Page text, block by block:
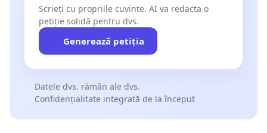
Scrieți cu propriile cuvinte. AI va redacta o
petiție solidă pentru dvs.
Generează petiția
Datele dvs. rămân ale dvs.
Confidențialitate integrată de la început